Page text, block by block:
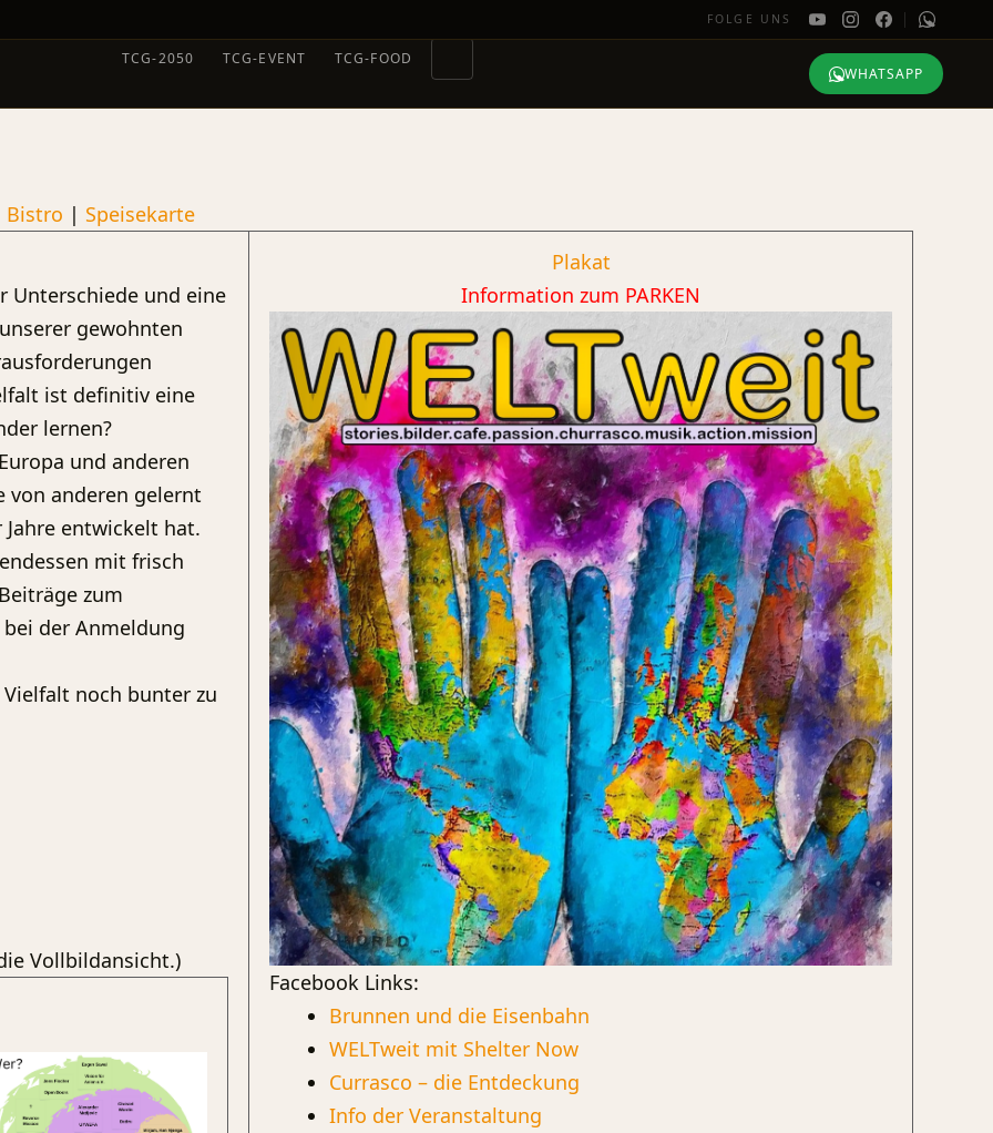
FOLGE UNS
TCG-2050 TCG-EVENT TCG-FOOD
WHATSAPP
Bistro | Speisekarte
Unterschiede und eine
gewohnten
ist definitiv eine
lernen?
und anderen
von anderen gelernt
entwickelt hat.
mit frisch
zum
der Anmeldung
noch bunter zu
Vollbildansicht.)
Plakat
Information zum PARKEN
Facebook Links:
Brunnen und die Eisenbahn
WELTweit mit Shelter Now
Currasco – die Entdeckung
Info der Veranstaltung